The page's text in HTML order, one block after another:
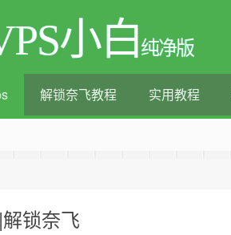
小白纯净版
解锁奈飞教程 实用教程
锁奈飞